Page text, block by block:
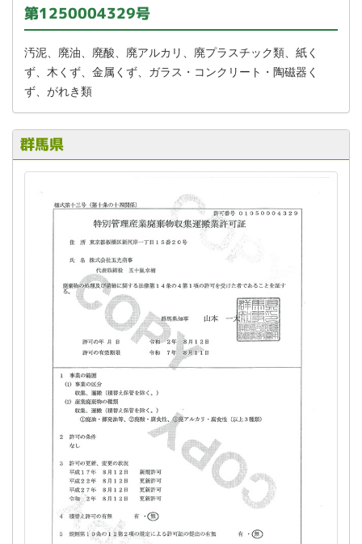
第1250004329号
汚泥、廃油、廃酸、廃アルカリ、廃プラスチック類、紙く
ず、木くず、金属くず、ガラス・コンクリート・陶磁器く
ず、がれき類
群馬県